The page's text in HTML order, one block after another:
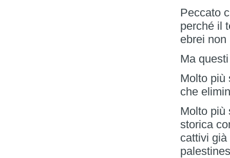
Peccato
perché il
ebrei
Ma
Molto più
che
Molto più
storica
cattivi